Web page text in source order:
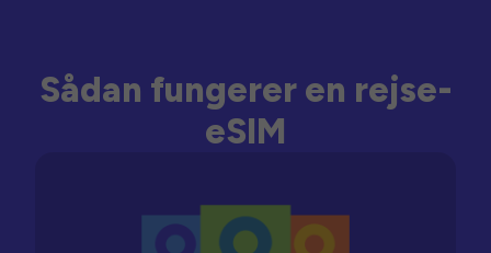
Sådan fungerer en rejse-
eSIM